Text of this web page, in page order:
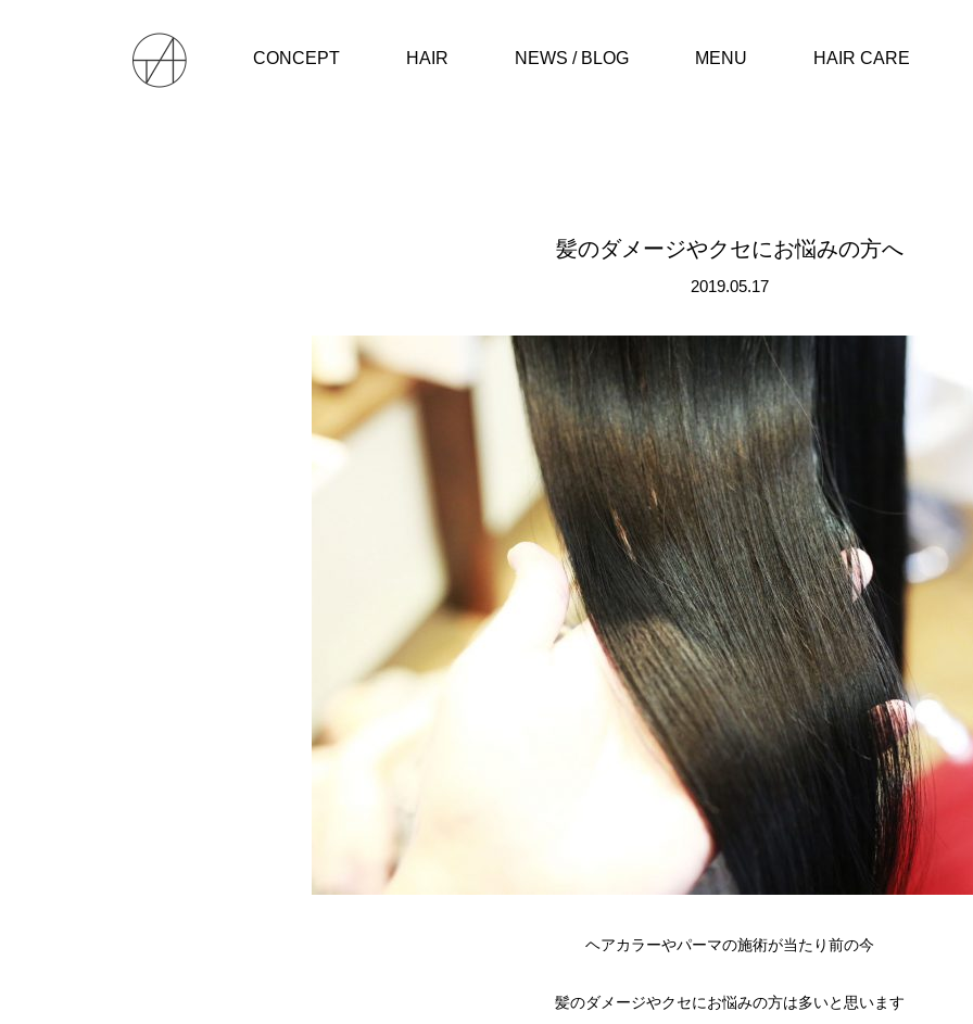
CONCEPT HAIR NEWS / BLOG MENU HAIR CARE
髪のダメージやクセにお悩みの方へ
2019.05.17
ヘアカラーやパーマの施術が当たり前の今
髪のダメージやクセにお悩みの方は多いと思います